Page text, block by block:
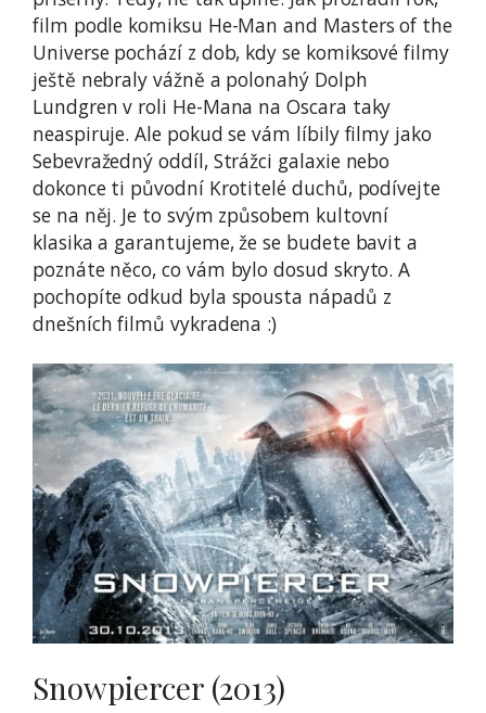
film podle komiksu He-Man and Masters of the
Universe pochází z dob, kdy se komiksové filmy
ještě nebraly vážně a polonahý Dolph
Lundgren v roli He-Mana na Oscara taky
neaspiruje. Ale pokud se vám líbily filmy jako
Sebevražedný oddíl, Strážci galaxie nebo
dokonce ti původní Krotitelé duchů, podívejte
se na něj. Je to svým způsobem kultovní
klasika a garantujeme, že se budete bavit a
poznáte něco, co vám bylo dosud skryto. A
pochopíte odkud byla spousta nápadů z
dnešních filmů vykradena :)
Snowpiercer (2013)